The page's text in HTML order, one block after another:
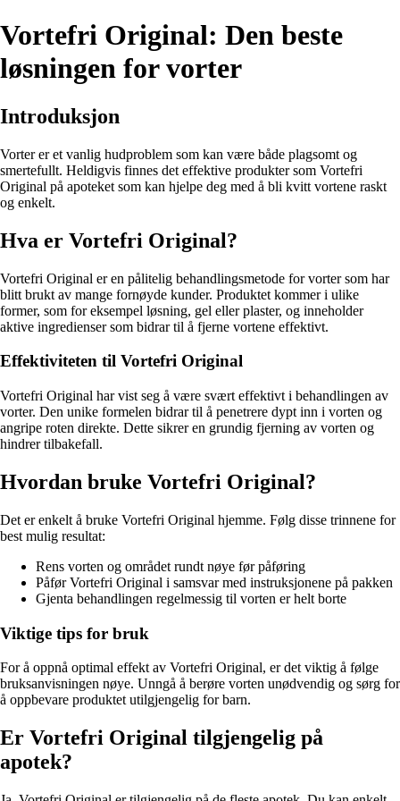
Vortefri Original: Den beste
løsningen for vorter
Introduksjon
Vorter er et vanlig hudproblem som kan være både plagsomt og
smertefullt. Heldigvis finnes det effektive produkter som Vortefri
Original på apoteket som kan hjelpe deg med å bli kvitt vortene raskt
og enkelt.
Hva er Vortefri Original?
Vortefri Original er en pålitelig behandlingsmetode for vorter som har
blitt brukt av mange fornøyde kunder. Produktet kommer i ulike
former, som for eksempel løsning, gel eller plaster, og inneholder
aktive ingredienser som bidrar til å fjerne vortene effektivt.
Effektiviteten til Vortefri Original
Vortefri Original har vist seg å være svært effektivt i behandlingen av
vorter. Den unike formelen bidrar til å penetrere dypt inn i vorten og
angripe roten direkte. Dette sikrer en grundig fjerning av vorten og
hindrer tilbakefall.
Hvordan bruke Vortefri Original?
Det er enkelt å bruke Vortefri Original hjemme. Følg disse trinnene for
best mulig resultat:
Rens vorten og området rundt nøye før påføring
Påfør Vortefri Original i samsvar med instruksjonene på pakken
Gjenta behandlingen regelmessig til vorten er helt borte
Viktige tips for bruk
For å oppnå optimal effekt av Vortefri Original, er det viktig å følge
bruksanvisningen nøye. Unngå å berøre vorten unødvendig og sørg for
å oppbevare produktet utilgjengelig for barn.
Er Vortefri Original tilgjengelig på
apotek?